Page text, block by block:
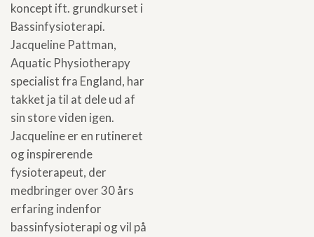
koncept ift. grundkurset i
Bassinfysioterapi.
Jacqueline Pattman,
Aquatic Physiotherapy
specialist fra England, har
takket ja til at dele ud af
sin store viden igen.
Jacqueline er en rutineret
og inspirerende
fysioterapeut, der
medbringer over 30 års
erfaring indenfor
bassinfysioterapi og vil på